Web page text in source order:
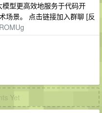
型更高效地服务于代码开
场景。 点击链接加入群聊 [反
Yet